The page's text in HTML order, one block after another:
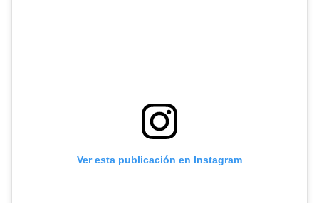
Ver esta publicación en Instagram